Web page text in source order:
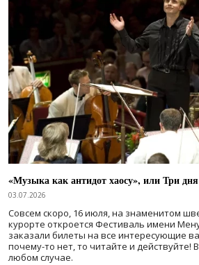
«Музыка как антидот хаосу», или Три
03.07.2026
Совсем скоро, 16 июля, на знаменитом
курорте откроется Фестиваль имени
заказали билеты на все интересующие
почему-то нет, то читайте и действуйте!
любом случае.